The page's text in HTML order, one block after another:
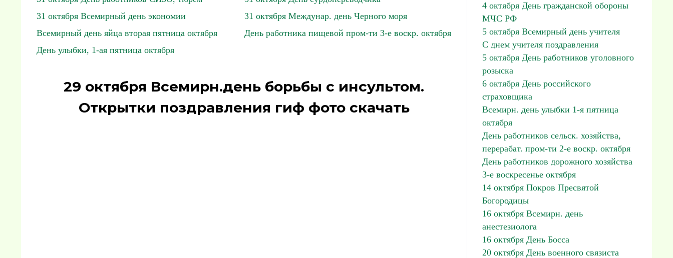
31 октября Всемирный день экономии
31 октября Междунар. день Черного моря
Всемирный день яйца вторая пятница октября
День работника пищевой пром-ти 3-е воскр. октября
День улыбки, 1-ая пятница октября
29 октября Всемирн.день борьбы с инсультом.
Открытки поздравления гиф фото скачать
4 октября День гражданской обороны
МЧС РФ
5 октября Всемирный день учителя
С днем учителя поздравления
5 октября День работников уголовного
розыска
6 октября День российского
страховщика
Всемирн. день улыбки 1-я пятница
октября
День работников сельск. хозяйства,
перерабат. пром-ти 2-е воскр. октября
День работников дорожного хозяйства
3-е воскресенье октября
14 октября Покров Пресвятой
Богородицы
16 октября Всемирн. день
анестезиолога
16 октября День Босса
20 октября День военного связиста